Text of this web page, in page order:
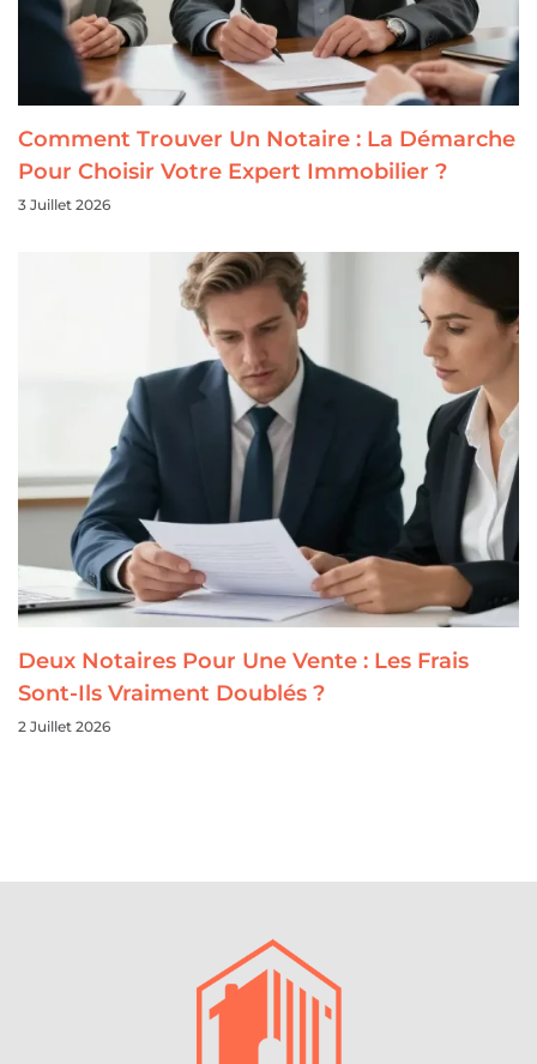
Comment Trouver Un Notaire : La Démarche
Pour Choisir Votre Expert Immobilier ?
3 Juillet 2026
Deux Notaires Pour Une Vente : Les Frais
Sont-Ils Vraiment Doublés ?
2 Juillet 2026